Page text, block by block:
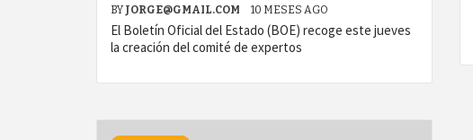
BY JORGE@GMAIL.COM 10 MESES AGO
El Boletín Oficial del Estado (BOE) recoge este jueves
la creación del comité de expertos